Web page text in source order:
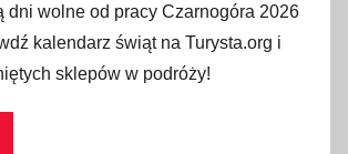
dni wolne od pracy Czarnogóra 2026
kalendarz świąt na Turysta.org i
sklepów w podróży!